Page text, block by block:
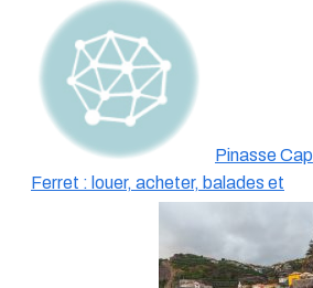
Pinasse Cap
Ferret : louer, acheter, balades et